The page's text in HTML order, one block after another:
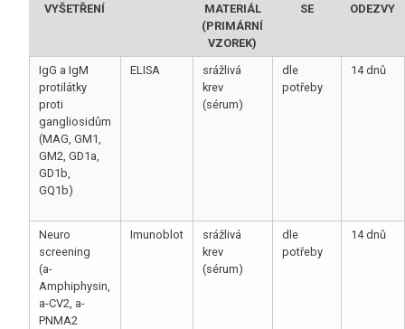
VYŠETŘENÍ
MATERIÁL
(PRIMÁRNÍ
VZOREK)
SE
ODEZVY
IgG a IgM
protilátky
proti
gangliosidům
(MAG, GM1,
GM2, GD1a,
GD1b,
GQ1b)
ELISA
srážlivá
krev
(sérum)
dle
potřeby
14 dnů
Neuro
screening
(a-
Amphiphysin,
a-CV2, a-
PNMA2
Imunoblot
srážlivá
krev
(sérum)
dle
potřeby
14 dnů